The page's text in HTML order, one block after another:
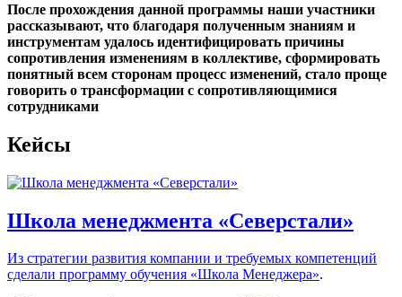
После прохождения данной программы наши участники
рассказывают, что благодаря полученным знаниям и
инструментам удалось идентифицировать причины
сопротивления изменениям в коллективе, сформировать
понятный всем сторонам процесс изменений, стало проще
говорить о трансформации с сопротивляющимися
сотрудниками
Кейсы
Школа менеджмента «Cеверстали»
Из стратегии развития компании и требуемых компетенций
сделали программу обучения «Школа Менеджера».